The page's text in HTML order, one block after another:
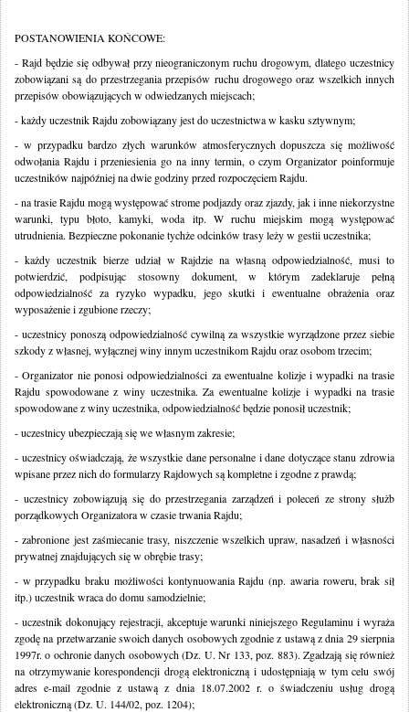
POSTANOWIENIA KOŃCOWE:
- Rajd będzie się odbywał przy nieograniczonym ruchu drogowym, dlatego uczestnicy
zobowiązani są do przestrzegania przepisów ruchu drogowego oraz wszelkich innych
przepisów obowiązujących w odwiedzanych miejscach;
- każdy uczestnik Rajdu zobowiązany jest do uczestnictwa w kasku sztywnym;
- w przypadku bardzo złych warunków atmosferycznych dopuszcza się możliwość
odwołania Rajdu i przeniesienia go na inny termin, o czym Organizator poinformuje
uczestników najpóźniej na dwie godziny przed rozpoczęciem Rajdu.
- na trasie Rajdu mogą występować strome podjazdy oraz zjazdy, jak i inne niekorzystne
warunki, typu błoto, kamyki, woda itp. W ruchu miejskim mogą występować
utrudnienia. Bezpieczne pokonanie tychże odcinków trasy leży w gestii uczestnika;
- każdy uczestnik bierze udział w Rajdzie na własną odpowiedzialność, musi to
potwierdzić, podpisując stosowny dokument, w którym zadeklaruje pełną
odpowiedzialność za ryzyko wypadku, jego skutki i ewentualne obrażenia oraz
wyposażenie i zgubione rzeczy;
- uczestnicy ponoszą odpowiedzialność cywilną za wszystkie wyrządzone przez siebie
szkody z własnej, wyłącznej winy innym uczestnikom Rajdu oraz osobom trzecim;
- Organizator nie ponosi odpowiedzialności za ewentualne kolizje i wypadki na trasie
Rajdu spowodowane z winy uczestnika. Za ewentualne kolizje i wypadki na trasie
spowodowane z winy uczestnika, odpowiedzialność będzie ponosił uczestnik;
- uczestnicy ubezpieczają się we własnym zakresie;
- uczestnicy oświadczają, że wszystkie dane personalne i dane dotyczące stanu zdrowia
wpisane przez nich do formularzy Rajdowych są kompletne i zgodne z prawdą;
- uczestnicy zobowiązują się do przestrzegania zarządzeń i poleceń ze strony służb
porządkowych Organizatora w czasie trwania Rajdu;
- zabronione jest zaśmiecanie trasy, niszczenie wszelkich upraw, nasadzeń i własności
prywatnej znajdujących się w obrębie trasy;
- w przypadku braku możliwości kontynuowania Rajdu (np. awaria roweru, brak sił
itp.) uczestnik wraca do domu samodzielnie;
- uczestnik dokonujący rejestracji, akceptuje warunki niniejszego Regulaminu i wyraża
zgodę na przetwarzanie swoich danych osobowych zgodnie z ustawą z dnia 29 sierpnia
1997r. o ochronie danych osobowych (Dz. U. Nr 133, poz. 883). Zgadzają się również
na otrzymywanie korespondencji drogą elektroniczną i udostępniają w tym celu swój
adres e-mail zgodnie z ustawą z dnia 18.07.2002 r. o świadczeniu usług drogą
elektroniczną (Dz. U. 144/02, poz. 1204);